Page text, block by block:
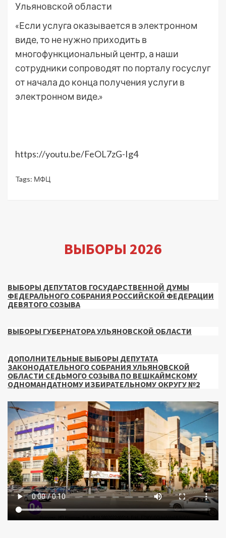
Ульяновской области
«Если услуга оказывается в электронном
виде, то не нужно приходить в
многофункциональный центр, а наши
сотрудники сопроводят по порталу госуслуг
от начала до конца получения услуги в
электронном виде.»
https://youtu.be/FeOL7zG-Ig4
Tags: МФЦ
ВЫБОРЫ 2026
ВЫБОРЫ ДЕПУТАТОВ ГОСУДАРСТВЕННОЙ ДУМЫ
ФЕДЕРАЛЬНОГО СОБРАНИЯ РОССИЙСКОЙ ФЕДЕРАЦИИ
ДЕВЯТОГО СОЗЫВА
ВЫБОРЫ ГУБЕРНАТОРА УЛЬЯНОВСКОЙ ОБЛАСТИ
ДОПОЛНИТЕЛЬНЫЕ ВЫБОРЫ ДЕПУТАТА
ЗАКОНОДАТЕЛЬНОГО СОБРАНИЯ УЛЬЯНОВСКОЙ
ОБЛАСТИ СЕДЬМОГО СОЗЫВА ПО ВЕШКАЙМСКОМУ
ОДНОМАНДАТНОМУ ИЗБИРАТЕЛЬНОМУ ОКРУГУ №2